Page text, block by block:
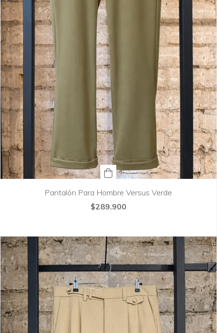
Pantalón Para Hombre Versus Verde
$289.900